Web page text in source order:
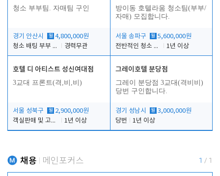
청소 부부팀. 자매팀 구인
경기 안산시 월 4,800,000원
청소 배팅 부부 구합니다
경력무관
방이동 호텔라움 청소팀(부부/
자매) 모집합니다.
서울 송파구 월 5,600,000원
전반적인 청소 업무(객실청소.객실정리)
1년 이상
호텔 디 아티스트 성신여대점
3교대 프론트(격,비,비)
서울 성북구 월 2,900,000원
객실판매 및 고객응대
1년 이상
그레이호텔 분당점
그레이 분당점 3교대(격비비)
당번 구인합니다.
경기 성남시 월 3,000,000원
당번
1년 이상
채용 메인포커스 1 / 1